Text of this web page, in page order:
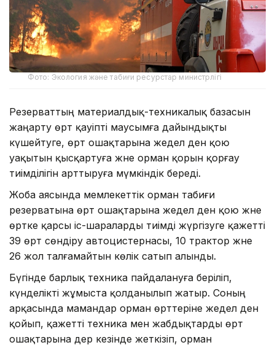
Фото: Экология және табиғи ресурстар министрлігі
Резерваттың материалдық-техникалық базасын
жаңарту өрт қауіпті маусымға дайындықты
күшейтуге, өрт ошақтарына жедел ден қою
уақытын қысқартуға және орман қорын қорғау
тиімділігін арттыруға мүмкіндік береді.
Жоба аясында мемлекеттік орман табиғи
резерватына өрт ошақтарына жедел ден қою және
өртке қарсы іс-шараларды тиімді жүргізуге қажетті
39 өрт сөндіру автоцистернасы, 10 трактор және
26 жол талғамайтын көлік сатып алынды.
Бүгінде барлық техника пайдалануға беріліп,
күнделікті жұмыста қолданылып жатыр. Соның
арқасында мамандар орман өрттеріне жедел ден
қойып, қажетті техника мен жабдықтарды өрт
ошақтарына дер кезінде жеткізіп, орман